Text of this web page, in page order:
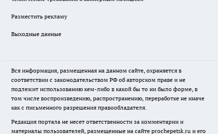
Разместить рекламу
Выходные данные
Вся информация, размещенная на данном сайте, охраняется в
соответствии с законодательством РФ об авторском праве и не
подлежит использованию кем-либо в какой бы то ни было форме, в
том числе воспроизведению, распространению, переработке не иначе
как с письменного разрешения правообладателя.
Редакция портала не несет ответственности за комментарии и
материалы пользователей, размещенные на сайте prochepetsk.ru и его